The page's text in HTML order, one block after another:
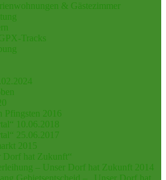
& Gästezimmer
Tracks
Pfingsten 2016
10.06.2018
25.06.2017
2015
Dorf hat Zukunft“
– Unser Dorf hat Zukunft 2014
Gebietsentscheid – „Unser Dorf hat